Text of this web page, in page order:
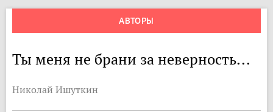
АВТОРЫ
Ты меня не брани за неверность...
Николай Ишуткин